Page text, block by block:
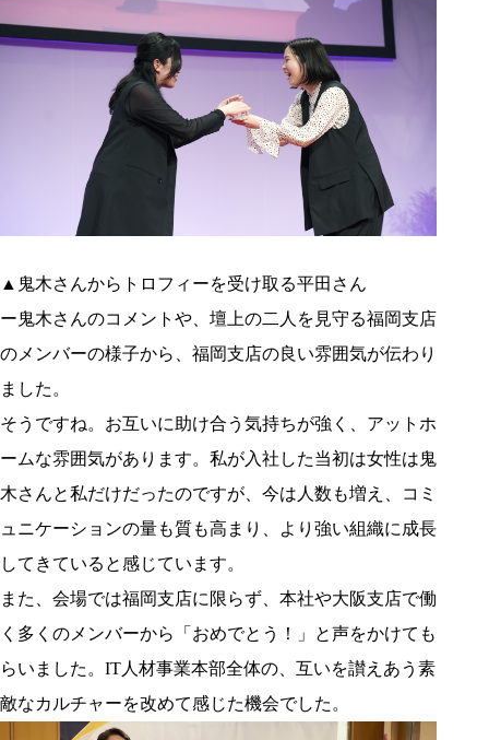
▲鬼木さんからトロフィーを受け取る平田さん
ー鬼木さんのコメントや、壇上の二人を見守る福岡支店
のメンバーの様子から、福岡支店の良い雰囲気が伝わり
ました。
そうですね。お互いに助け合う気持ちが強く、アットホ
ームな雰囲気があります。私が入社した当初は女性は鬼
木さんと私だけだったのですが、今は人数も増え、コミ
ュニケーションの量も質も高まり、より強い組織に成長
してきていると感じています。
また、会場では福岡支店に限らず、本社や大阪支店で働
く多くのメンバーから「おめでとう！」と声をかけても
らいました。IT人材事業本部全体の、互いを讃えあう素
敵なカルチャーを改めて感じた機会でした。